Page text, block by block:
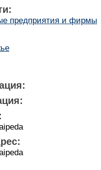
предприятия и фирмы